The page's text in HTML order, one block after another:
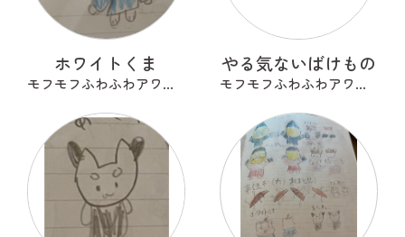
ホワイトくま
モフモフふわふわアワアワ
やる気ないばけもの
モフモフふわふわアワアワ